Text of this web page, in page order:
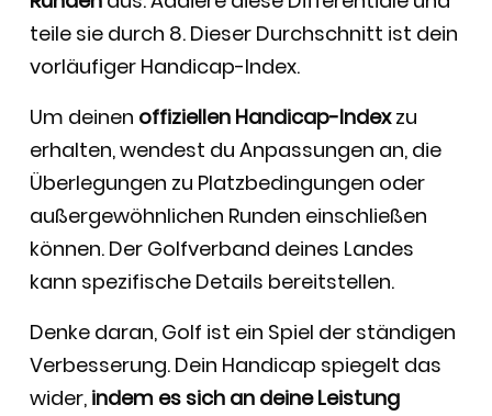
teile sie durch 8. Dieser Durchschnitt ist dein
vorläufiger Handicap-Index.
Um deinen offiziellen Handicap-Indexzu
erhalten, wendest du Anpassungen an, die
Überlegungen zu Platzbedingungen oder
außergewöhnlichen Runden einschließen
können. Der Golfverband deines Landes
kann spezifische Details bereitstellen.
Denke daran, Golf ist ein Spiel der ständigen
Verbesserung. Dein Handicap spiegelt das
wider, indem es sich an deine Leistung